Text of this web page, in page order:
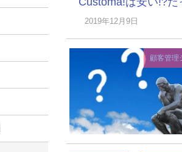
2019年12月9日
顧客管理